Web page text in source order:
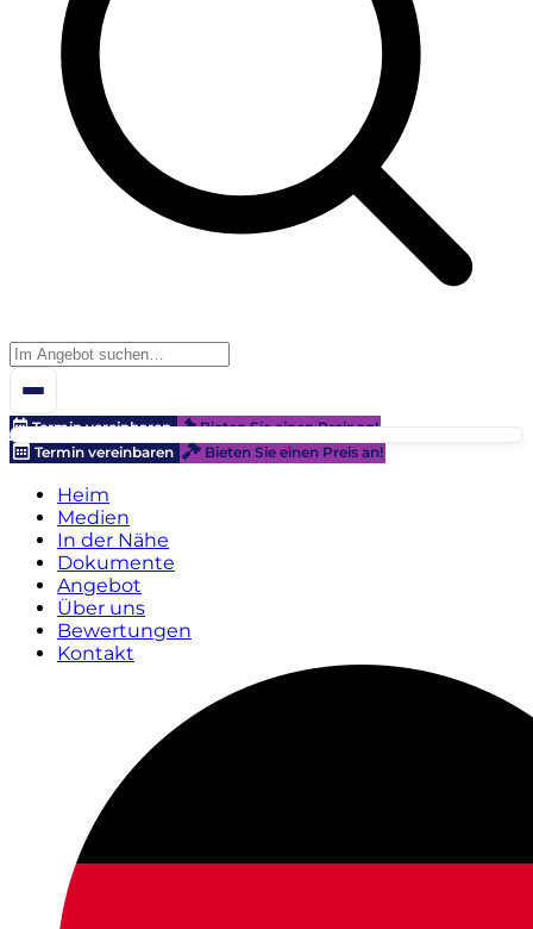
Termin vereinbaren
Bieten Sie einen Preis an!
Termin vereinbaren
Bieten Sie einen Preis an!
Heim
Medien
In der Nähe
Dokumente
Angebot
Über uns
Bewertungen
Kontakt